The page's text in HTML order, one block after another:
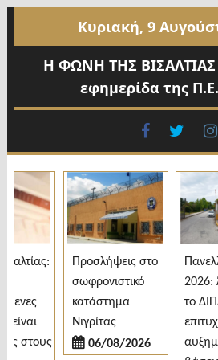
περιεχόμενο
Κυριακή, 9
Η ΦΩΝΗ ΤΗΣ ΒΙΣΑΛΤΙΑΣ
εφημερίδα της
facebook
στους
Προσλήψεις στο
σωφρονιστικό
κατάστημα
Νιγρίτας
06/08/2026
2026:
το